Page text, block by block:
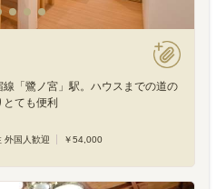
「鷺ノ宮」駅。ハウスまでの道の
ても便利
外国人歓迎 ￥54,000